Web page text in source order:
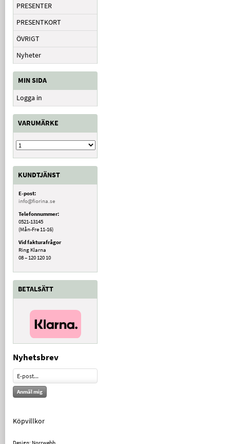
PRESENTER
PRESENTKORT
ÖVRIGT
Nyheter
MIN SIDA
Logga in
VARUMÄRKE
KUNDTJÄNST
E-post:
info@fiorina.se
Telefonnummer:
0521-13145
(Mån-Fre 11-16)
Vid fakturafrågor
Ring Klarna
08 – 120 120 10
BETALSÄTT
Nyhetsbrev
Anmäl mig
Köpvillkor
Design: Norrwebb